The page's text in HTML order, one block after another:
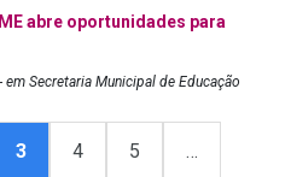
abre oportunidades para
Secretaria Municipal de Educação
3 4 5 …